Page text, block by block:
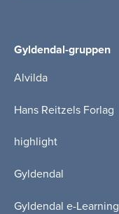
Gyldendal-gruppen
Alvilda
Hans Reitzels Forlag
highlight
Gyldendal
Gyldendal e-Learning